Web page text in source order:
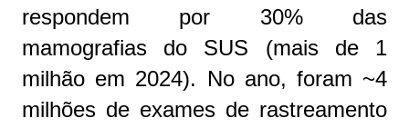
respondem por 30% das
mamografias do SUS (mais de 1
milhão em 2024). No ano, foram ~4
milhões de exames de rastreamento